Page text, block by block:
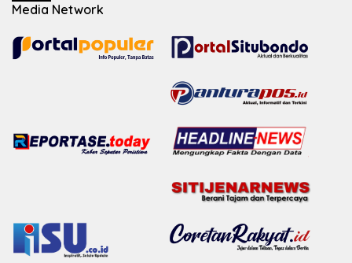
Media Network